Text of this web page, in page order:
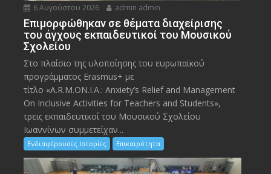
6 Αυγούστου 2026 admin admin
Eπιμορφώθηκαν σε θέματα διαχείρισης
του άγχους εκπαιδευτικοί του Μουσικού
Σχολείου
Στο πλαίσιο της υλοποίησης του ευρωπαϊκού
προγράμματος Erasmus+ με
τίτλο «A.R.M.ON.I.A.: Anxiety’s Relief and Management
On Inclusive Activities for Teachers and Students»,
τρεις εκπαιδευτικοί του Μουσικού Σχολείου
Ιωαννίνων συμμετείχαν...
Ενδιαφέρουσες Ιστορίες Επικαιρότητα